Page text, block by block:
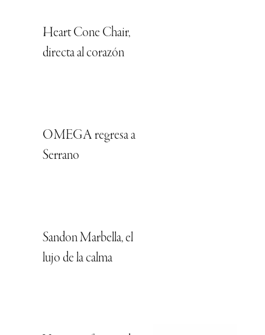
Heart Cone Chair,
directa al corazón
OMEGA regresa a
Serrano
Sandon Marbella, el
lujo de la calma